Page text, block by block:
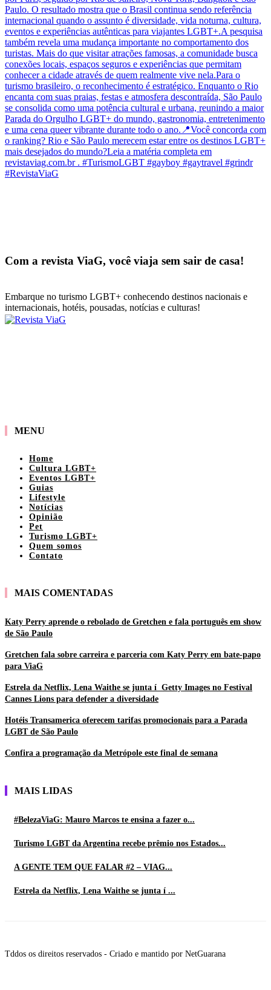
Com a revista ViaG, você viaja sem sair de casa!
Embarque no turismo LGBT+ conhecendo destinos nacionais e
internacionais, hotéis, pousadas, notícias e culturas!
MENU
Home
Cultura LGBT+
Eventos LGBT+
Guias
Lifestyle
Notícias
Opinião
Pet
Turismo LGBT+
Quem somos
Contato
MAIS COMENTADAS
Katy Perry aprende o rebolado de Gretchen e fala português em show
de São Paulo
Gretchen fala sobre carreira e parceria com Katy Perry em bate-papo
para ViaG
Estrela da Netflix, Lena Waithe se junta í Getty Images no Festival
Cannes Lions para defender a diversidade
Hotéis Transamerica oferecem tarifas promocionais para a Parada
LGBT de São Paulo
Confira a programação da Metrópole este final de semana
MAIS LIDAS
#BelezaViaG: Mauro Marcos te ensina a fazer o...
Turismo LGBT da Argentina recebe prêmio nos Estados...
A GENTE TEM QUE FALAR #2 – VIAG...
Estrela da Netflix, Lena Waithe se junta í ...
Tddos os direitos reservados - Criado e mantido por NetGuarana